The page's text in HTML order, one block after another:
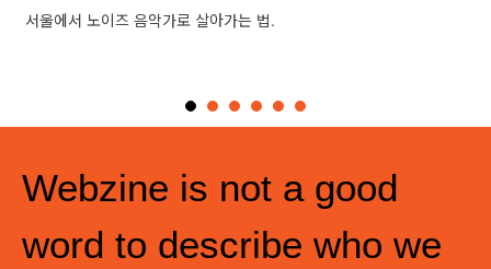
서울에서 노이즈 음악가로 살아가는 법.
Webzine is not a good
word to describe who we